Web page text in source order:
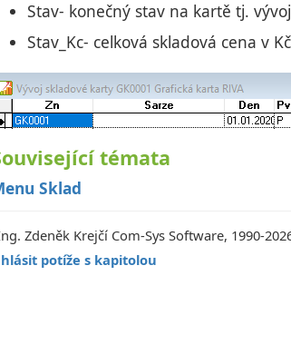
Stav- konečný stav na kartě tj.
Stav_Kc- celková skladová cena v
témata
Sklad
Zdeněk Krejčí Com-Sys Software, 1990-
potíže s kapitolou